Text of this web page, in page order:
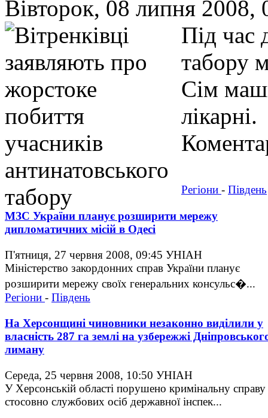
Вівторок, 08 липня
Під час
табору
Сім
лікарні.
Регіони - Південь
МЗС України планує розширити мережу
дипломатичних місій в Одесі
П'ятниця, 27 червня 2008, 09:45 УНІАН
Міністерство закордонних справ України планує
розширити мережу своїх генеральних консульс�...
Регіони - Південь
На Херсонщині чиновники незаконно виділили у
власність 287 га землі на узбережжі
лиману
Середа, 25 червня 2008, 10:50 УНІАН
У Херсонській області порушено кримінальну справу
стосовно службових осіб державної інспек...